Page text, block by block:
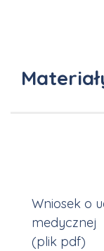
Wniosek o
medycznej
(plik pdf)